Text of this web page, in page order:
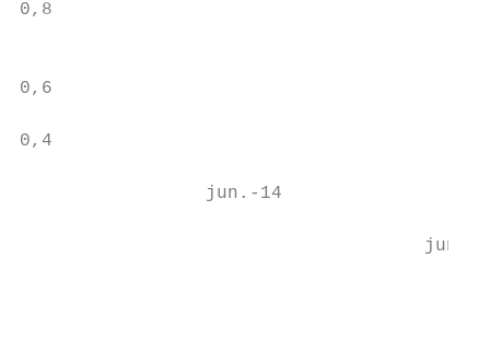
0,8
0,6
0,4
                 jun.-14
jun.-